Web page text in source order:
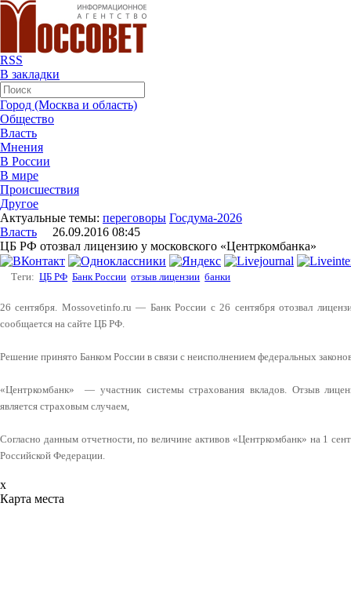
RSS
В закладки
Город (Москва и область)
Общество
Власть
Мнения
В России
В мире
Происшествия
Другое
Актуальные темы: переговоры Госдума-2026
Власть 26.09.2016 08:45
ЦБ РФ отозвал лицензию у московского «Центркомбанка»
Теги: ЦБ РФ Банк России отзыв лицензии банки
26 сентября. Mossovetinfo.ru — Банк России с 26 сентября отозвал
сообщается на сайте ЦБ РФ.
Решение принято Банком России в связи с неисполнением федеральных
«Центркомбанк» — участник системы страхования вкладов. Отзыв
является страховым случаем,
Согласно данным отчетности, по величине активов «Центркомбанк» на 1
Российской Федерации.
x
Карта места